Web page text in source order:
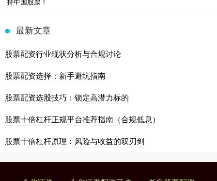
最新文章
股票配资行业现状分析与合规讨论
股票配资选择：新手避坑指南
股票配资选股技巧：锁定高潜力标的
股票十倍杠杆正规平台推荐指南（合规低息）
股票十倍杠杆原理：风险与收益的双刃剑